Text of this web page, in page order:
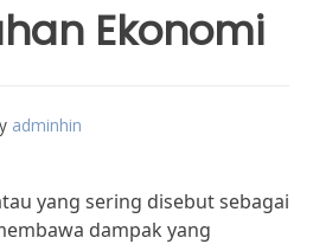
Ekonomi
adminhin
yang sering disebut sebagai
dampak yang